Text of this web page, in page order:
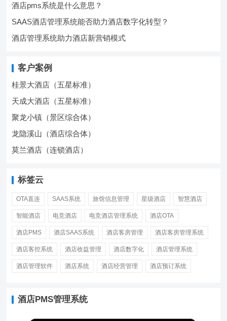
酒店pms系统是什么意思？
SAAS酒店管理系统能否助力酒店数字化转型？
酒店管理系统助力酒店新营销模式
客户案例
桂景大酒店（五星标准）
天成大酒店（五星标准）
聚龙小镇（景区综合体）
龙隐溪山（酒店综合体）
莫兰酒店（连锁酒店）
标签云
OTA直连 SAAS系统 旅馆信息管理 星级酒店 智慧酒店
智能酒店 电竞酒店 电竞酒店管理系统 酒店OTA
酒店PMS 酒店SAAS系统 酒店客房管理 酒店客房管理系统
酒店客控系统 酒店收益管理 酒店数字化 酒店管理系统
酒店管理软件 酒店系统 酒店经营管理 酒店预订系统
酒店PMS管理系统